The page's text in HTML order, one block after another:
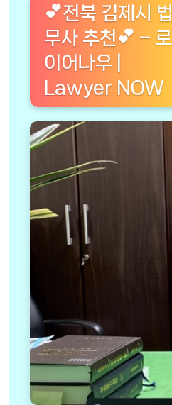
💕전북 김제시 법
무사 추천💕 – 로
이어나우 |
Lawyer NOW